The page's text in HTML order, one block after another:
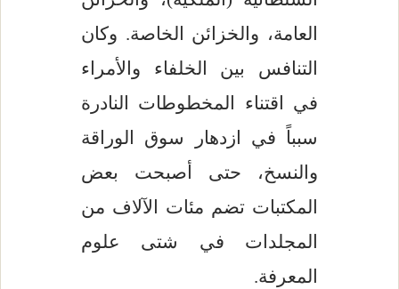
العامة، والخزائن الخاصة. وكان
التنافس بين الخلفاء والأمراء
في اقتناء المخطوطات النادرة
سبباً في ازدهار سوق الوراقة
والنسخ، حتى أصبحت بعض
المكتبات تضم مئات الآلاف من
المجلدات في شتى علوم
المعرفة.